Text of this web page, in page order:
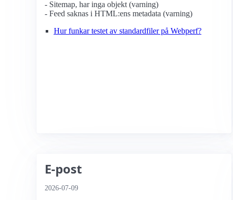
- Sitemap, har inga objekt (varning)
- Feed saknas i HTML:ens metadata (varning)
Hur funkar testet av standardfiler på Webperf?
E-post
2026-07-09